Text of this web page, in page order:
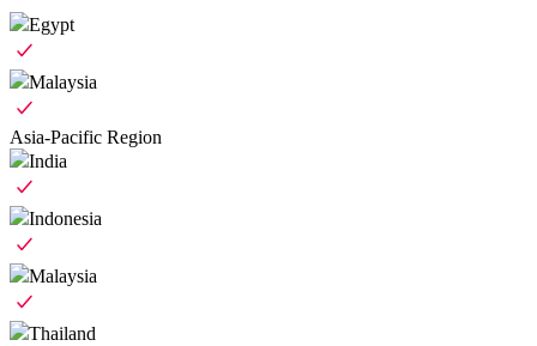
Egypt
Malaysia
Asia-Pacific Region
India
Indonesia
Malaysia
Thailand